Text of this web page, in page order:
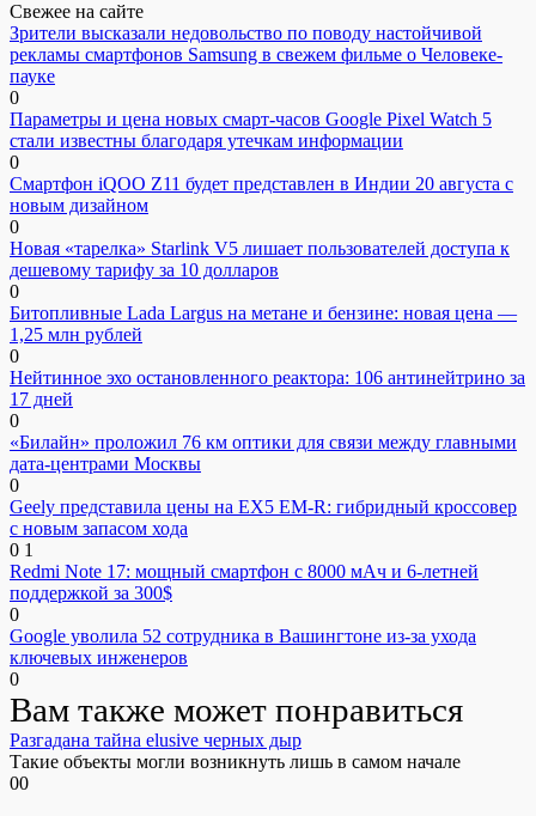
Свежее на сайте
Зрители высказали недовольство по поводу настойчивой
рекламы смартфонов Samsung в свежем фильме о Человеке-
пауке
0
Параметры и цена новых смарт-часов Google Pixel Watch 5
стали известны благодаря утечкам информации
0
Смартфон iQOO Z11 будет представлен в Индии 20 августа с
новым дизайном
0
Новая «тарелка» Starlink V5 лишает пользователей доступа к
дешевому тарифу за 10 долларов
0
Битопливные Lada Largus на метане и бензине: новая цена —
1,25 млн рублей
0
Нейтинное эхо остановленного реактора: 106 антинейтрино за
17 дней
0
«Билайн» проложил 76 км оптики для связи между главными
дата-центрами Москвы
0
Geely представила цены на EX5 EM-R: гибридный кроссовер
с новым запасом хода
0 1
Redmi Note 17: мощный смартфон с 8000 мАч и 6-летней
поддержкой за 300$
0
Google уволила 52 сотрудника в Вашингтоне из-за ухода
ключевых инженеров
0
Вам также может понравиться
Разгадана тайна elusive черных дыр
Такие объекты могли возникнуть лишь в самом начале
00